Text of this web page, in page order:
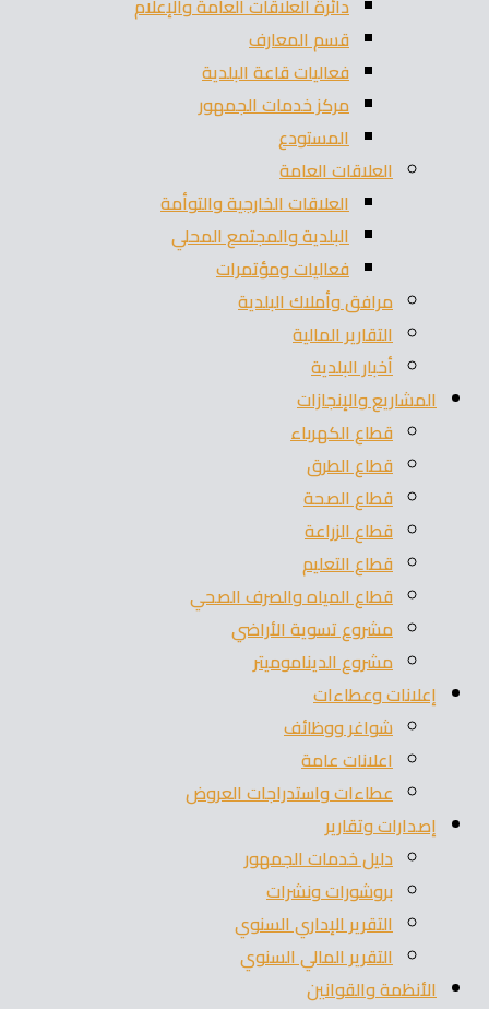
دائرة العلاقات العامة والإعلام
قسم المعارف
فعاليات قاعة البلدية
مركز خدمات الجمهور
المستودع
العلاقات العامة
العلاقات الخارجية والتوأمة
البلدية والمجتمع المحلي
فعاليات ومؤتمرات
مرافق وأملاك البلدية
التقارير المالية
أخبار البلدية
المشاريع والإنجازات
قطاع الكهرباء
قطاع الطرق
قطاع الصحة
قطاع الزراعة
قطاع التعليم
قطاع المياه والصرف الصحي
مشروع تسوية الأراضي
مشروع الديناموميتر
إعلانات وعطاءات
شواغر ووظائف
اعلانات عامة
عطاءات واستدراجات العروض
إصدارات وتقارير
دليل خدمات الجمهور
بروشورات ونشرات
التقرير الإداري السنوي
التقرير المالي السنوي
الأنظمة والقوانين